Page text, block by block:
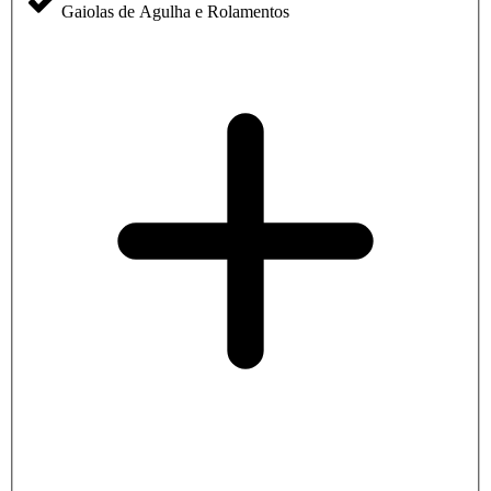
Gaiolas de Agulha e Rolamentos